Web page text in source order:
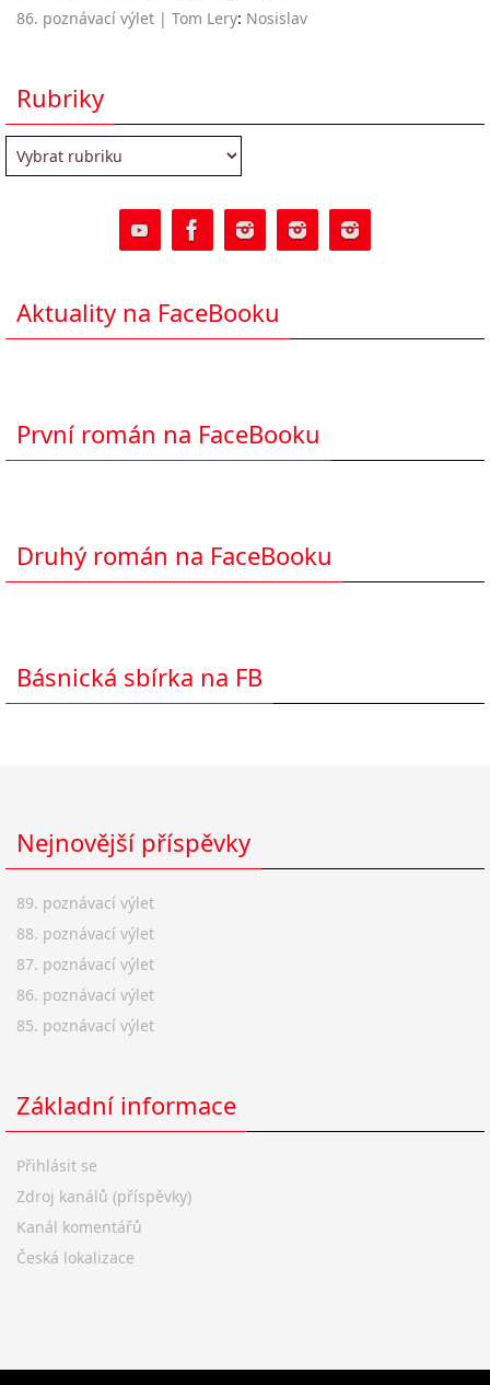
86. poznávací výlet | Tom Lery: Nosislav
Rubriky
Rubriky
Aktuality na FaceBooku
První román na FaceBooku
Druhý román na FaceBooku
Básnická sbírka na FB
Nejnovější příspěvky
89. poznávací výlet
88. poznávací výlet
87. poznávací výlet
86. poznávací výlet
85. poznávací výlet
Základní informace
Přihlásit se
Zdroj kanálů (příspěvky)
Kanál komentářů
Česká lokalizace